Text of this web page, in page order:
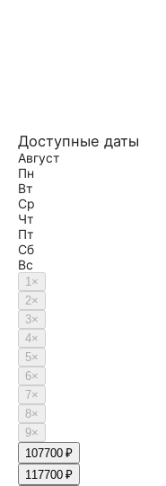
Доступные даты
Август
Пн
Вт
Ср
Чт
Пт
Сб
Вс
1×
2×
3×
4×
5×
6×
7×
8×
9×
107700 ₽
117700 ₽